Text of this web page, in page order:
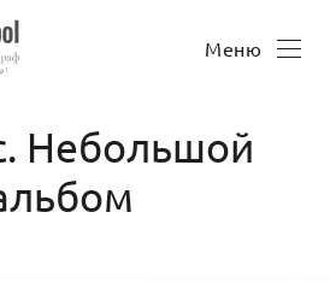
Меню
Небольшой